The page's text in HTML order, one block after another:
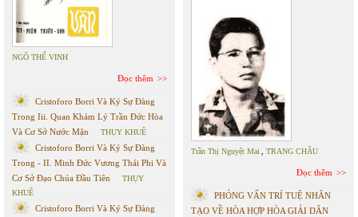
NGÔ THẾ VINH
Đọc thêm
Cristoforo Borri Và Ký Sự Đàng
Trong Iii. Quan Khám Lý Trần Đức Hòa
Và Cơ Sở Nước Mặn
THỤY KHUÊ
Cristoforo Borri Và Ký Sự Đàng
Trong - II. Minh Đức Vương Thái Phi Và
Cơ Sở Đạo Chúa Đầu Tiên
THỤY
KHUÊ
Cristoforo Borri Và Ký Sự Đàng
Trần Thị Nguyệt Mai TRANG CHÂU
Đọc thêm
PHỎNG VẤN TRÍ TUỆ NHÂN
TẠO VỀ HÒA HỢP HÒA GIẢI DÂN